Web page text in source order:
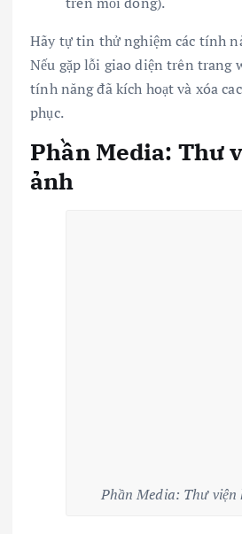
Hãy tự tin thử nghiệm các tính
Nếu gặp lỗi giao diện trên trang
tính năng đã kích hoạt và xóa
phục.
Phần Media: Thư
ảnh
Phần Media: Thư viện